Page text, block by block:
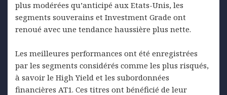
plus modérées qu’anticipé aux Etats-Unis, les
segments souverains et Investment Grade ont
renoué avec une tendance haussière plus nette.
Les meilleures performances ont été enregistrées
par les segments considérés comme les plus risqués,
à savoir le High Yield et les subordonnées
financières AT1. Ces titres ont bénéficié de leur